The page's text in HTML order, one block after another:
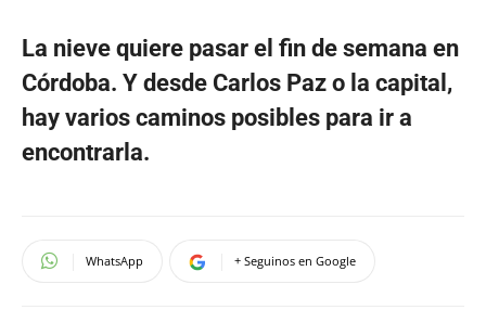
La nieve quiere pasar el fin de semana en
Córdoba. Y desde Carlos Paz o la capital,
hay varios caminos posibles para ir a
encontrarla.
WhatsApp + Seguinos en Google